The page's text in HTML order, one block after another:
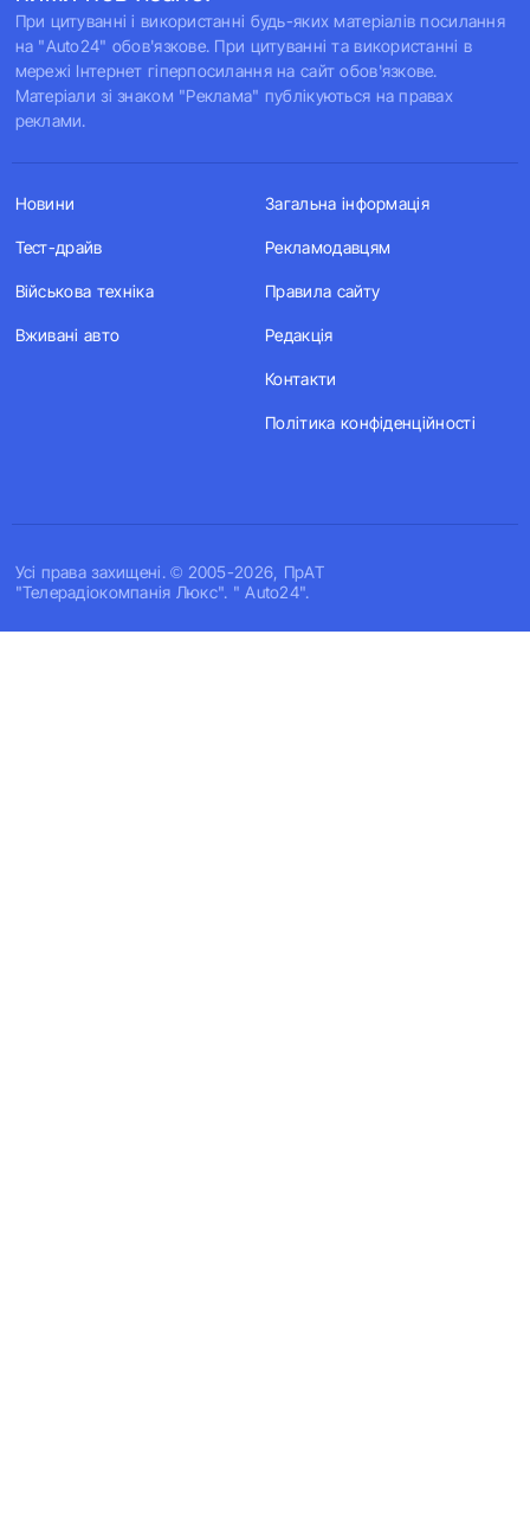
При цитуванні і використанні будь-яких матеріалів посилання
на "Auto24" обов'язкове. При цитуванні та використанні в
мережі Інтернет гіперпосилання на сайт обов'язкове.
Матеріали зі знаком "Реклама" публікуються на правах
реклами.
Усi права захищенi. © 2005-2026, ПрАТ
"Телерадіокомпанія Люкс". " Auto24".
Новини
Тест-драйв
Військова техніка
Вживані авто
Загальна інформація
Рекламодавцям
Правила сайту
Редакція
Контакти
Політика конфіденційності